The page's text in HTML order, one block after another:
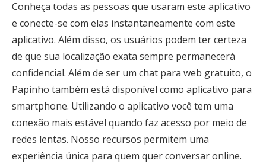
Conheça todas as pessoas que usaram este aplicativo
e conecte-se com elas instantaneamente com este
aplicativo. Além disso, os usuários podem ter certeza
de que sua localização exata sempre permanecerá
confidencial. Além de ser um chat para web gratuito, o
Papinho também está disponível como aplicativo para
smartphone. Utilizando o aplicativo você tem uma
conexão mais estável quando faz acesso por meio de
redes lentas. Nosso recursos permitem uma
experiência única para quem quer conversar online.